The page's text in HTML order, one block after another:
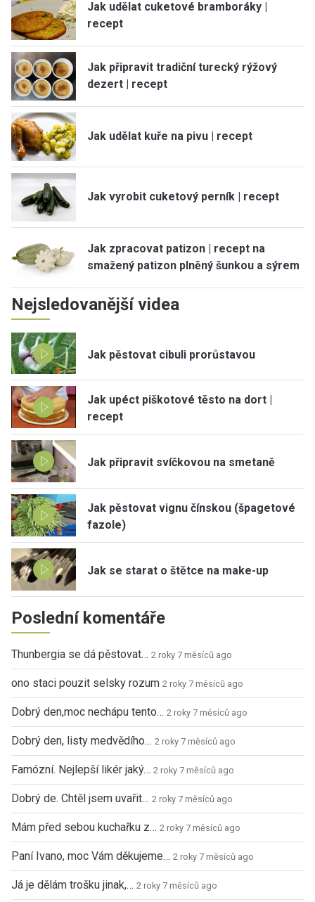
Jak udělat cuketové bramboráky |
recept
Jak připravit tradiční turecký rýžový
dezert | recept
Jak udělat kuře na pivu | recept
Jak vyrobit cuketový perník | recept
Jak zpracovat patizon | recept na
smažený patizon plněný šunkou a sýrem
Nejsledovanější videa
Jak pěstovat cibuli prorůstavou
Jak upéct piškotové těsto na dort |
recept
Jak připravit svíčkovou na smetaně
Jak pěstovat vignu čínskou (špagetové
fazole)
Jak se starat o štětce na make-up
Poslední komentáře
Thunbergia se dá pěstovat… 2 roky 7 měsíců ago
ono staci pouzit selsky rozum 2 roky 7 měsíců ago
Dobrý den,moc nechápu tento… 2 roky 7 měsíců ago
Dobrý den, listy medvědího… 2 roky 7 měsíců ago
Famózní. Nejlepší likér jaký… 2 roky 7 měsíců ago
Dobrý de. Chtěl jsem uvařit… 2 roky 7 měsíců ago
Mám před sebou kuchařku z… 2 roky 7 měsíců ago
Paní Ivano, moc Vám děkujeme… 2 roky 7 měsíců ago
Já je dělám trošku jinak,… 2 roky 7 měsíců ago